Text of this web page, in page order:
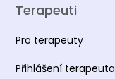
Terapeuti
Pro terapeuty
Přihlášení terapeuta